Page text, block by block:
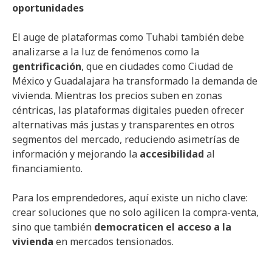
oportunidades
El auge de plataformas como Tuhabi también debe
analizarse a la luz de fenómenos como la
gentrificación, que en ciudades como Ciudad de
México y Guadalajara ha transformado la demanda de
vivienda. Mientras los precios suben en zonas
céntricas, las plataformas digitales pueden ofrecer
alternativas más justas y transparentes en otros
segmentos del mercado, reduciendo asimetrías de
información y mejorando la accesibilidad al
financiamiento.
Para los emprendedores, aquí existe un nicho clave:
crear soluciones que no solo agilicen la compra-venta,
sino que también democraticen el acceso a la
vivienda en mercados tensionados.